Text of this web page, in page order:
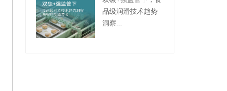
品级润滑技术趋势
洞察...